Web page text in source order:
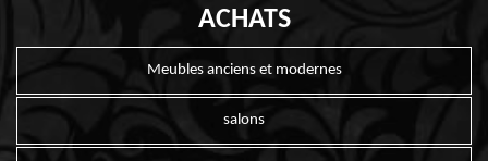
ACHATS
Meubles anciens et modernes
salons